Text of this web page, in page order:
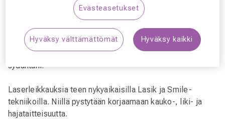
Silmäasemalla olen työskennellyt vuodesta 2009 lähtien.
Teen linssi- ja kaihileikkauksia nykyaikaisimmilla
linsseillä, joilla saadaan vähennettyä tai kokonaan
poistettua potilaan silmälasin tarve. Ikänäkö-potilaiden
monitehokeinomykiö-leikkaukset ovat erityisesti lähellä
sydäntäni.
Laserleikkauksia teen nykyaikaisilla Lasik ja Smile-
tekniikoilla. Niillä pystytään korjaamaan kauko-, liki- ja
hajataitteisuutta.
Evästeasetukset
Hyväksy välttämättömät Hyväksy kaikki